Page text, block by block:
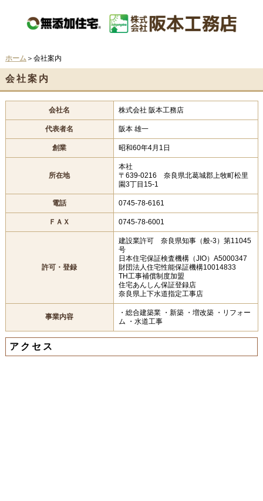
ホーム ＞会社案内
会社案内
会社名 株式会社 阪本工務店
代表者名 阪本 雄一
創業 昭和60年4月1日
所在地
本社
〒639-0216 奈良県北葛城郡上牧町松里
園3丁目15-1
電話 0745-78-6161
ＦＡＸ 0745-78-6001
許可・登録
建設業許可 奈良県知事（般-3）第11045
号
日本住宅保証検査機構（JIO）A5000347
財団法人住宅性能保証機構10014833
TH工事補償制度加盟
住宅あんしん保証登録店
奈良県上下水道指定工事店
事業内容
・総合建築業 ・新築 ・増改築 ・リフォー
ム ・水道工事
アクセス